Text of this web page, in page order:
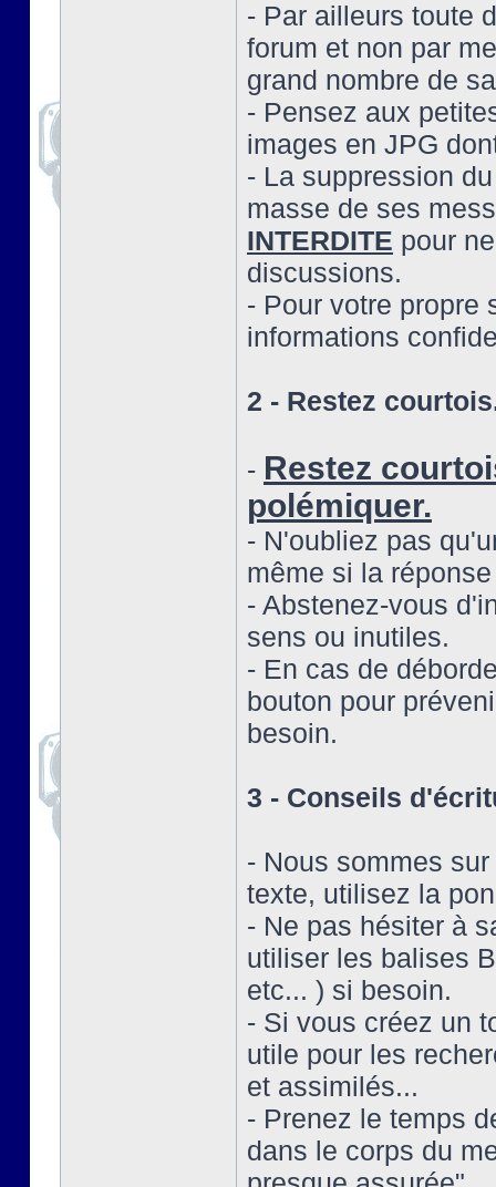
- Par ailleurs toute
forum et non par
grand nombre de
- Pensez aux
images en JPG
- La suppression
masse de ses
INTERDITE pour
discussions.
- Pour votre propre
informations
2 - Restez
- Restez
polémiquer.
- N'oubliez pas
même si la
- Abstenez-vous
sens ou inutiles.
- En cas de
bouton pour
besoin.
3 - Conseils
- Nous sommes
texte, utilisez la
- Ne pas hésiter à
utiliser les balises
etc... ) si besoin.
- Si vous créez un
utile pour les
et assimilés...
- Prenez le temps
dans le corps du